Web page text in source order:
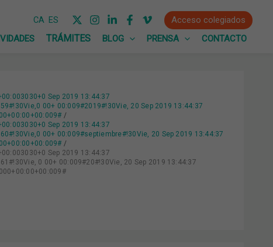
CA ES
Acceso colegiados
BLOG PRENSA CONTACTO
Sep 2019 13:44:37
00+ 00:009#2019#!30Vie, 20 Sep 2019 13:44:37
Sep 2019 13:44:37
00+ 00:009#septiembre#!30Vie, 20 Sep 2019 13:44:37
Sep 2019 13:44:37
0 00+ 00:009#20#!30Vie, 20 Sep 2019 13:44:37